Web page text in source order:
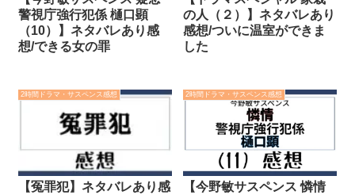
警視庁強行犯係 樋口顕
（10）】ネタバレあり感
想/できる女の罪
の人（２）】ネタバレあり
感想/ついに温室ができま
した
2時間ドラマ・サスペンス感想
【冤罪犯】ネタバレあり感
2時間ドラマ・サスペンス感想
【今野敏サスペンス 憐情